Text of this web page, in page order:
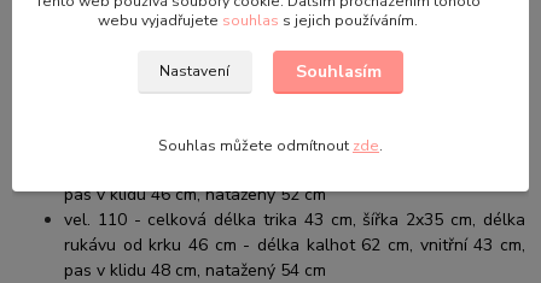
rukávu od krku 37 cm - délka kalhot 50 cm, vnitřní 33 cm,
vel. 98 - celková délka trika 38 cm, šířka 2x32 cm, délka
rukávu od krku 40 cm - délka kalhot 54 cm, vnitřní 36 cm,
vel. 104 - celková délka trika 40 cm, šířka 2x33 cm, délka
pas v klidu 46 cm, natažený 52 cm
vel. 110 - celková délka trika 43 cm, šířka 2x35 cm, délka
rukávu od krku 46 cm - délka kalhot 62 cm, vnitřní 43 cm,
pas v klidu 48 cm, natažený 54 cm
webu vyjadřujete souhlas s jejich používáním.
Nastavení Souhlasím
Souhlas můžete odmítnout zde.